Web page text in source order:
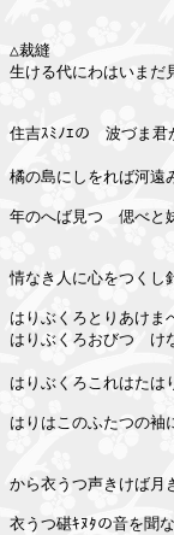
（古今和
△裁縫
生ける代にわはいまだ
（萬葉
住吉ｽﾐﾉｴの　波づま
（萬
橘の島にしをれば河遠
年のへば見つゝ偲べと
（萬葉
情なき人に心をつくし
はりぶくろとりあけま
はりぶくろおびつゞけ
（以
はりぶくろこれはたは
はりはこのふたつの袖
（散
から衣うつ声きけば月
衣うつ碪ｷﾇﾀの音を聞